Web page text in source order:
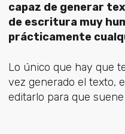
capaz de generar
de escritura muy
prácticamente
Lo único que hay que
vez generado el texto,
editarlo para que